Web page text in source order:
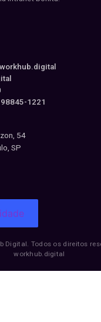
1221
54
SP
Digital. Todos os direitos
workhub.digital